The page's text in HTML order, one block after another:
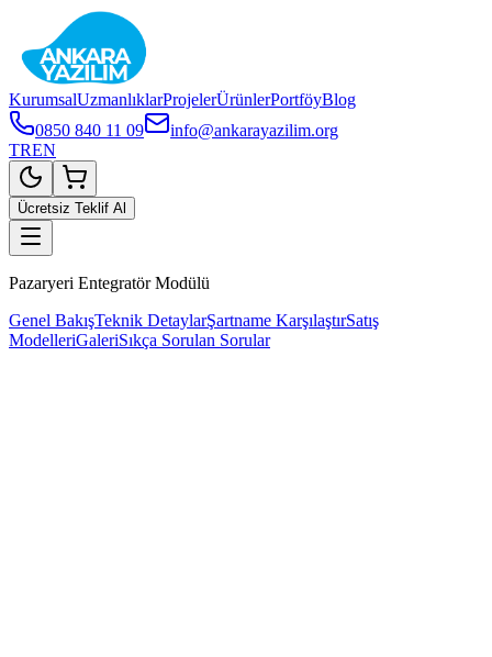
KurumsalUzmanlıklarProjelerÜrünlerPortföyBlog
0850 840 11 09
info@ankarayazilim.org
TREN
Ücretsiz Teklif Al
Pazaryeri Entegratör Modülü
Genel BakışTeknik DetaylarŞartname KarşılaştırSatış
ModelleriGaleriSıkça Sorulan Sorular